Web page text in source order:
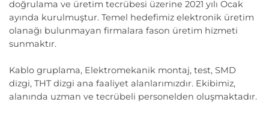
doğrulama ve üretim tecrübesi üzerine 2021 yılı Ocak
ayında kurulmuştur. Temel hedefimiz elektronik üretim
olanağı bulunmayan firmalara fason üretim hizmeti
sunmaktır.
Kablo gruplama, Elektromekanik montaj, test, SMD
dizgi, THT dizgi ana faaliyet alanlarımızdır. Ekibimiz,
alanında uzman ve tecrübeli personelden oluşmaktadır.